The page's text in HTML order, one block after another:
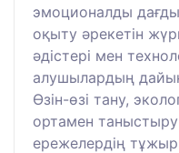
эмоционалды
оқыту әрекетін
әдістері мен
алушылардың
Өзін-өзі тану,
ортамен таныстыру
ережелердің